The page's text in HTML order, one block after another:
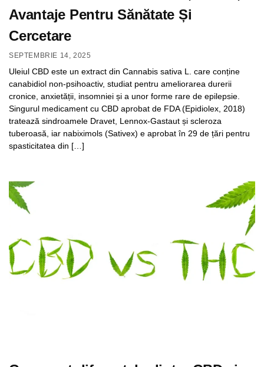
Avantaje Pentru Sănătate Și
Cercetare
SEPTEMBRIE 14, 2025
Uleiul CBD este un extract din Cannabis sativa L. care conține
canabidiol non-psihoactiv, studiat pentru ameliorarea durerii
cronice, anxietății, insomniei și a unor forme rare de epilepsie.
Singurul medicament cu CBD aprobat de FDA (Epidiolex, 2018)
tratează sindroamele Dravet, Lennox-Gastaut și scleroza
tuberoasă, iar nabiximols (Sativex) e aprobat în 29 de țări pentru
spasticitatea din […]